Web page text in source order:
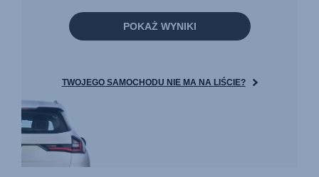
POKAŻ WYNIKI
TWOJEGO SAMOCHODU NIE MA NA LIŚCIE?